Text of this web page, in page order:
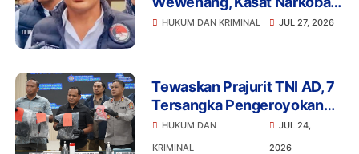
Polres Tangsel dan 6
HUKUM DAN KRIMINAL JUL 27, 2026
Tewaskan Prajurit TNI AD, 7
Tersangka Pengeroyokan
Terancam Penjara Seumur
Hidup
HUKUM DAN
KRIMINAL
JUL 24,
2026